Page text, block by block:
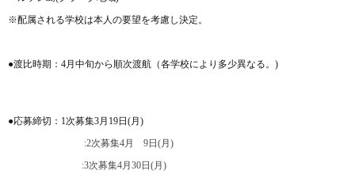
※配属される学校は本人の要望を考慮し決定。
●渡比時期：4月中旬から順次渡航（各学校により多少異なる。)
●応募締切： 1次募集3月 19日 (月 )
:2次募集4月 9日 (月 )
:3次募集4月 30日 (月 )